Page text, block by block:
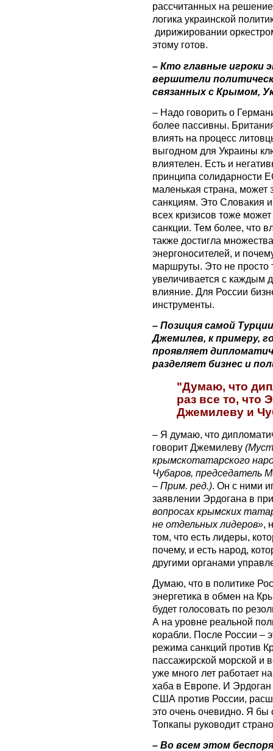
рассчитанных на
логика украинской
дирижировании
этому готов.
– Кто главные игроки
вершители
связанных с Крымом,
– Надо говорить о
более пассивны.
влиять на процесс
выгодном для Украины
влиятелен. Есть и
принципа солидарности
маленькая страна, может
санкциям. Это Словакия
всех кризисов тоже
санкции. Тем более, что
также достигла
энергоносителей, и
маршруты. Это не просто
увеличивается с каждым
влияние. Для России
инструменты.
– Позиция самой
Джемилев, к примеру,
проявляет
разделяет бизнес и
"Думаю, что
раз все то, что
Джемилеву и
– Я думаю, что
говорит Джемилеву
крымскотатарского
Чубаров, председатель
– Прим. ред.). Он с ними
заявлении Эрдогана в
вопросах крымских
не отдельных лидеров»,
том, что есть лидеры,
почему, и есть народ,
другими органами
Думаю, что в политике
энергетика в обмен на
будет голосовать по
А на уровне реальной
корабли. После России –
режима санкций против
пассажирской морской и
уже много лет работает
хаба в Европе. И Эрдоган
США против России,
это очень очевидно. Я бы
Топкапы руководит
– Во всем этом